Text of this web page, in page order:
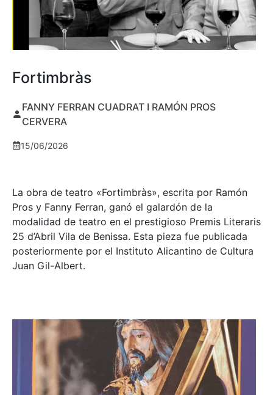
Fortimbràs
FANNY FERRAN CUADRAT I RAMÓN PROS
CERVERA
15/06/2026
La obra de teatro «Fortimbràs», escrita por Ramón
Pros y Fanny Ferran, ganó el galardón de la
modalidad de teatro en el prestigioso Premis Literaris
25 d’Abril Vila de Benissa. Esta pieza fue publicada
posteriormente por el Instituto Alicantino de Cultura
Juan Gil-Albert.